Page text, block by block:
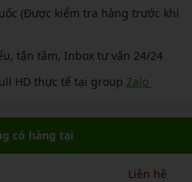
(Được kiểm tra hàng trước khi
tận tâm, Inbox tư vấn 24/24
HD thực tế tại group Zalo
có hàng tại
Liên hệ